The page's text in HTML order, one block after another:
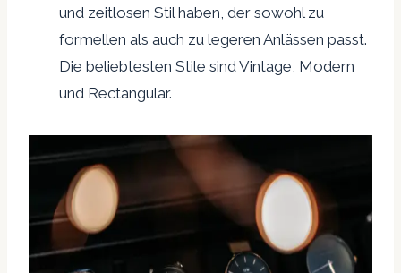
und zeitlosen Stil haben, der sowohl zu
formellen als auch zu legeren Anlässen passt.
Die beliebtesten Stile sind Vintage, Modern
und Rectangular.